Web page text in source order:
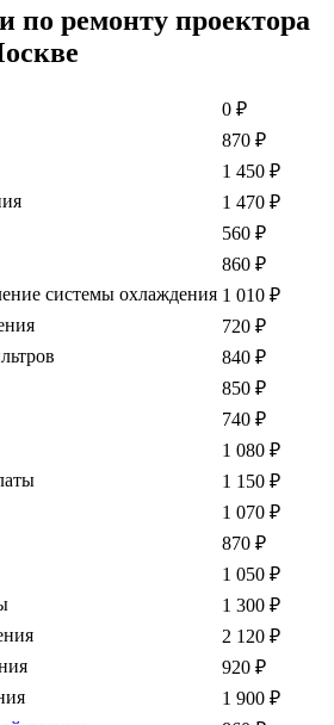
по ремонту проектора
0 ₽
870 ₽
1 450 ₽
1 470 ₽
560 ₽
860 ₽
системы охлаждения 1 010 ₽
720 ₽
840 ₽
850 ₽
740 ₽
1 080 ₽
1 150 ₽
1 070 ₽
870 ₽
1 050 ₽
1 300 ₽
2 120 ₽
920 ₽
1 900 ₽